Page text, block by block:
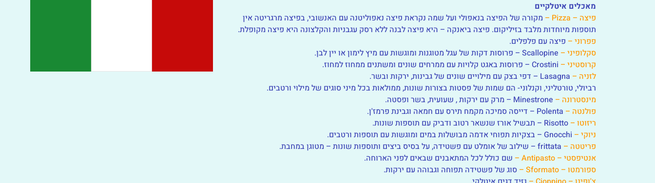
מאכלים איטלקיים
פיצה – Pizza –
מקורה של הפיצה בנאפולי ועל שמה נקראת פיצה נאפוליטנה עם האנשובי, בפיצה מרגריטה אין
תוספות מיוחדות מלבד בזיליקום. פיצה ביאנקה – היא פיצה לבנה ללא רסק עגבניות והקלצונה היא פיצה מקופלת.
פפרוני – פיצה עם פלפלים.
סקלופיני –
קרוסטיני –
לזניה –
רביולי, טורטליני, וקנלוני- הם שמות של פסטות בצורות שונות, ממולאות בכל מיני סוגים של מילוי ורטבים.
מינסטרונה –
פולנטה –
ריזוטו –
ניוקי –
פריטטה –
אנטיפסטי – Antipasto –
שם כולל לכל המתאבנים שבאים לפני הארוחה.
ספורמטו – Sformato –
סוג של פשטידה תפוחה וגבוהה עם ירקות.